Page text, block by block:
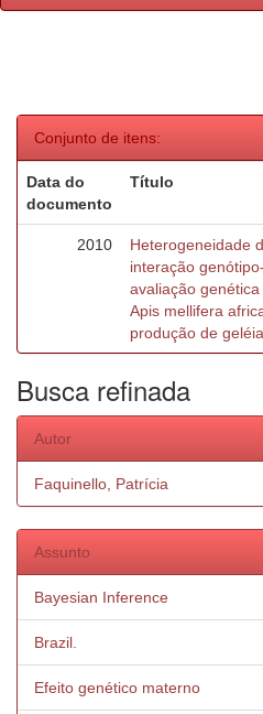
Conjunto de itens:
Data do
documento
Título
2010
Heterogeneidade
interação
avaliação
Apis mellifera
produção de
Busca refinada
Autor
Faquinello, Patrícia
Assunto
Bayesian Inference
Brazil.
Efeito genético materno